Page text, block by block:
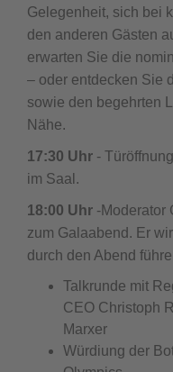
Gelegenheit, sich bei
den anderen Gästen
erwarten Sie die
– oder entdecken Sie
sowie den begehrten
Nähe.
17:30 Uhr -
im Saal.
18:00 Uhr -Moderator
zum Galaabend. Er
durch den Abend
Talkrunde mit
CEO Christoph
Marxer
Würdiung der